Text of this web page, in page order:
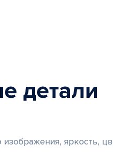
детали
изображения, яркость,